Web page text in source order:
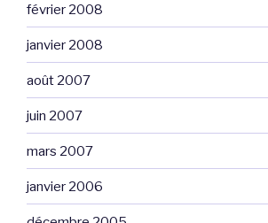
février 2008
janvier 2008
août 2007
juin 2007
mars 2007
janvier 2006